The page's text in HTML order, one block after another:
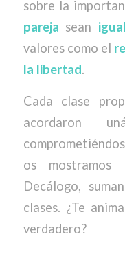
sobre la
pareja sean
valores como el
la libertad.
Cada clase
acordaron
os
Decálogo,
clases. ¿Te
verdadero?